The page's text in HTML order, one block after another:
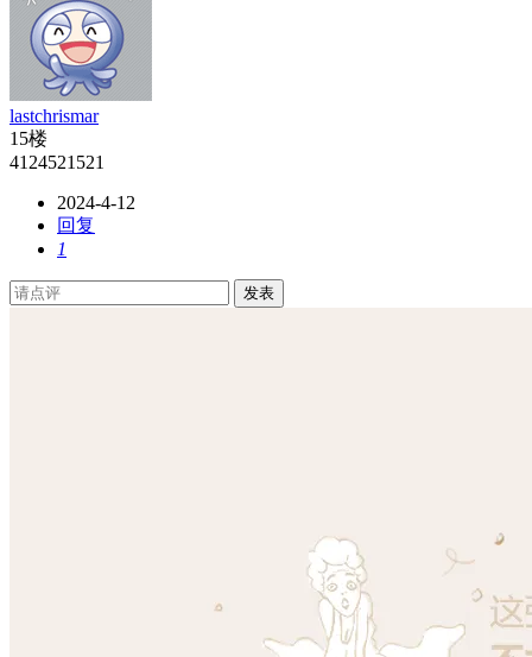
lastchrismar
15楼
4124521521
2024-4-12
回复
1
发表